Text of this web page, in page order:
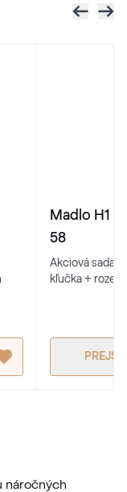
Madlo H1 +
58
Akciová sada:
kľučka +
náročných